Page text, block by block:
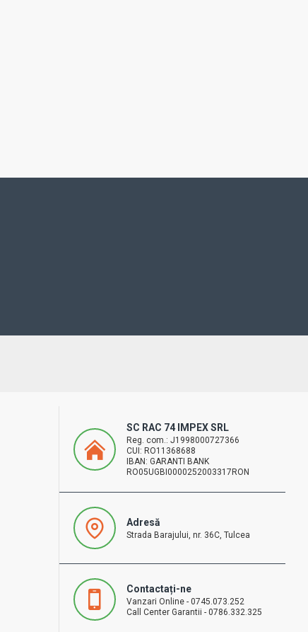
SC RAC 74 IMPEX SRL
Reg. com.: J1998000727366
CUI: RO11368688
IBAN: GARANTI BANK
RO05UGBI0000252003317RON
Adresă
Strada Barajului, nr. 36C, Tulcea
Contactați-ne
Vanzari Online - 0745.073.252
Call Center Garantii - 0786.332.325